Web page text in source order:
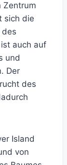
Zentrum
sich die
des
auch auf
und
Der
des
Island
von